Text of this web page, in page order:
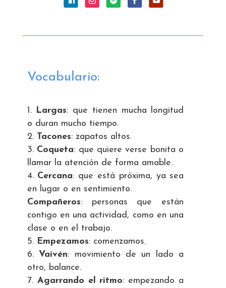
Vocabulario:
Largas: que tienen mucha longitud
o duran mucho tiempo.
Tacones: zapatos altos.
Coqueta: que quiere verse bonita o
llamar la atención de forma amable.
Cercana: que está próxima, ya sea
en lugar o en sentimiento.
Compañeros: personas que están
contigo en una actividad, como en una
clase o en el trabajo.
Empezamos: comenzamos.
Vaivén: movimiento de un lado a
otro, balance.
Agarrando el ritmo: empezando a